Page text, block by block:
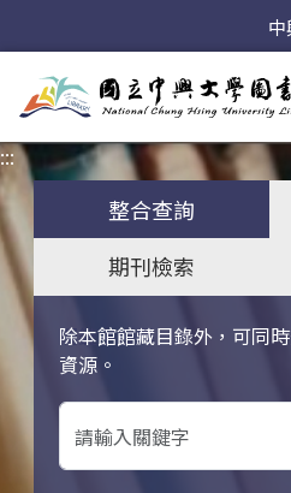
:::
整合查詢
期刊檢索
除本館館藏目錄外，可同
資源。
關鍵字搜尋